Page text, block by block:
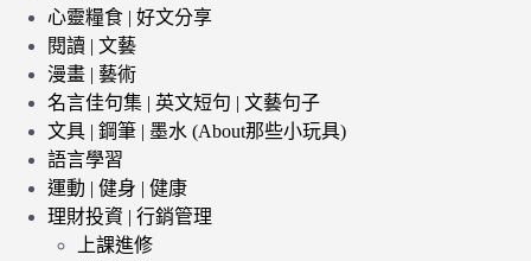
心靈糧食 | 好文分享
閱讀 | 文藝
漫畫 | 藝術
名言佳句集 | 英文短句 | 文藝句子
文具 | 鋼筆 | 墨水 (About那些小玩具)
語言學習
運動 | 健身 | 健康
理財投資 | 行銷管理
上課進修